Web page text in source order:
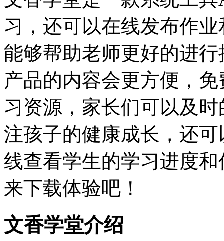
习，还可以在线发布作
能够帮助老师更好的进
产品的内容会更方便，
习资源，家长们可以及
注孩子的健康成长，还
线查看学生的学习进度
来下载体验吧！
文香学堂介绍